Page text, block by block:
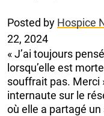
Posted by Hospice
22, 2024
« J’ai toujours
lorsqu’elle est
souffrait pas. Merci
internaute sur le
où elle a partagé un